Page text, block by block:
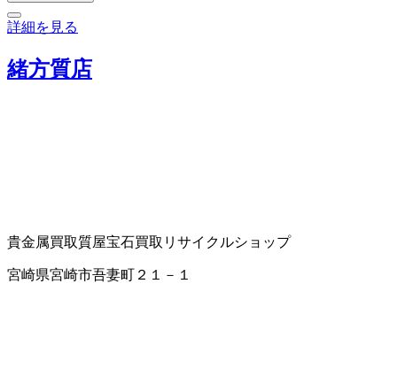
詳細を見る
緒方質店
貴金属買取質屋宝石買取 リサイクルショップ
宮崎県宮崎市吾妻町２１－１